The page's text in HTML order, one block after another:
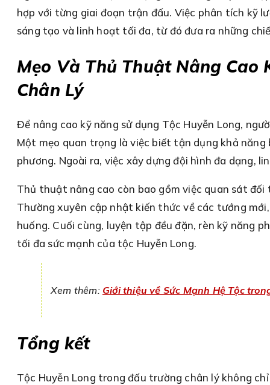
hợp với từng giai đoạn trận đấu. Việc phân tích kỹ
sáng tạo và linh hoạt tối đa, từ đó đưa ra những
Mẹo Và Thủ Thuật Nâng Cao
Chân Lý
Để nâng cao kỹ năng sử dụng Tộc Huyễn Long,
Một mẹo quan trọng là việc biết tận dụng khả
phương. Ngoài ra, việc xây dựng đội hình đa dạng,
Thủ thuật nâng cao còn bao gồm việc quan sát
Thường xuyên cập nhật kiến thức về các tướng
huống. Cuối cùng, luyện tập đều đặn, rèn kỹ năng
tối đa sức mạnh của tộc Huyễn Long.
Xem thêm: Giới thiệu về Sức Mạnh Hệ Tộc
Tổng kết
Tộc Huyễn Long trong đấu trường chân lý không